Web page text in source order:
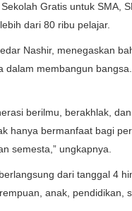
Gratis untuk SMA,
dari 80 ribu pelajar.
Nashir, menegaskan
membangun
berilmu, berakhlak,
hanya bermanfaat bagi
semesta,” ungkapnya.
dari tanggal 4
anak, pendidikan,